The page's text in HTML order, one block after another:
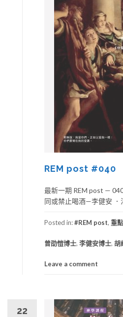
REM post #040
最新一期 REM post —
同或禁止喝酒—李健安
Posted in:#REM post, 重
曾劭愷博士, 李健安博士, 胡
Leave a comment
22